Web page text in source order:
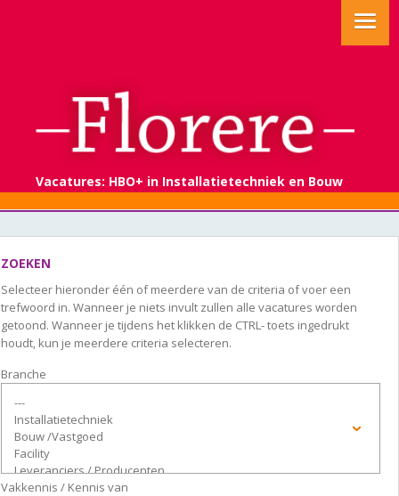
Vacatures: HBO+ in Installatietechniek en Bouw
ZOEKEN
Selecteer hieronder één of meerdere van de criteria of voer een
trefwoord in. Wanneer je niets invult zullen alle vacatures worden
getoond. Wanneer je tijdens het klikken de CTRL- toets ingedrukt
houdt, kun je meerdere criteria selecteren.
Branche
Vakkennis / Kennis van